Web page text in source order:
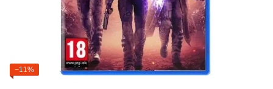
−11%